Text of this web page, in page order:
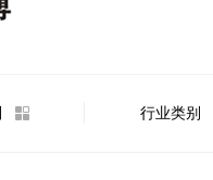
行业类别